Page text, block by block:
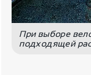
При выборе
подходящей